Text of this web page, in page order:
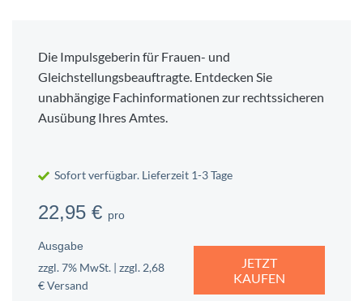
Die Impulsgeberin für Frauen- und
Gleichstellungsbeauftragte. Entdecken Sie
unabhängige Fachinformationen zur rechtssicheren
Ausübung Ihres Amtes.
Sofort verfügbar. Lieferzeit 1-3 Tage
22,95 € pro
Ausgabe
zzgl. 7% MwSt. | zzgl. 2,68
€ Versand
JETZT
KAUFEN